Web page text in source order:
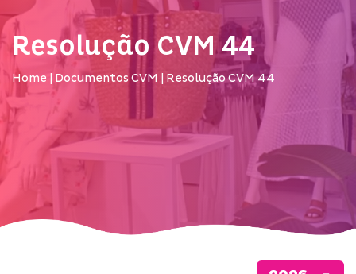
Resolução CVM 44
Home Documentos CVM Resolução CVM 44